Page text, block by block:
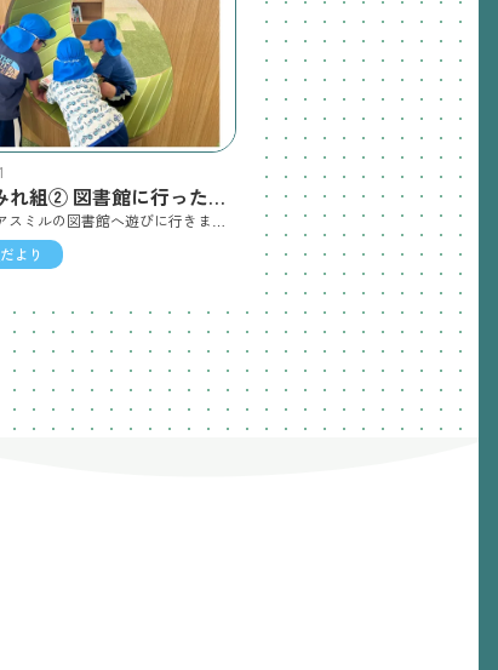
7月 すみれ組② 図書館に行ったよ！
より